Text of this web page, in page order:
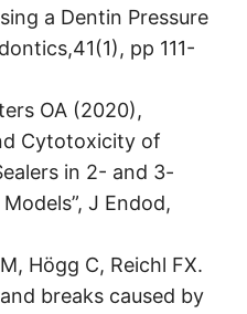
a Dentin Pressure
pp 111-
OA (2020),
Cytotoxicity of
in 2- and 3-
J Endod,
Högg C, Reichl FX.
breaks caused by